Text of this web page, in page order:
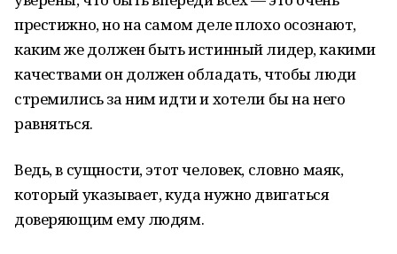
престижно, но на самом деле плохо осознают,
каким же должен быть истинный лидер, какими
качествами он должен обладать, чтобы люди
стремились за ним идти и хотели бы на него
равняться.
Ведь, в сущности, этот человек, словно маяк,
который указывает, куда нужно двигаться
доверяющим ему людям.